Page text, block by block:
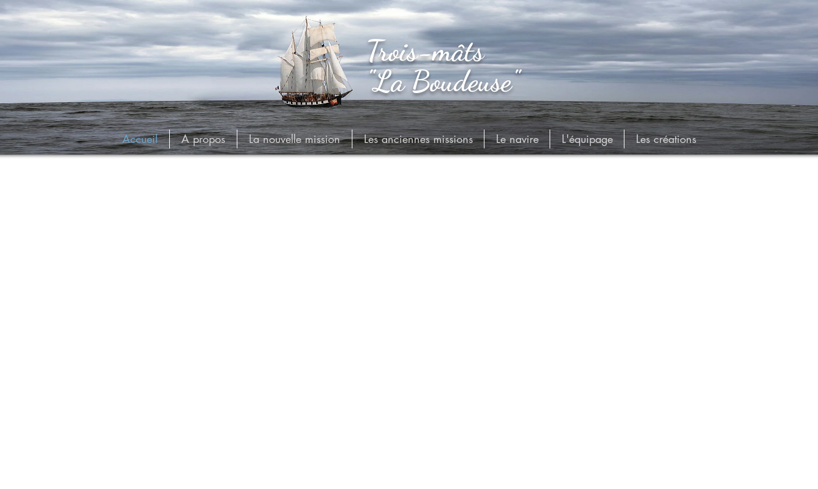
Trois-mâts
"La Boudeuse"
Accueil A propos La nouvelle mission Les anciennes missions Le navire L'équipage Les créations
Trois-mâts
"La Boudeuse"